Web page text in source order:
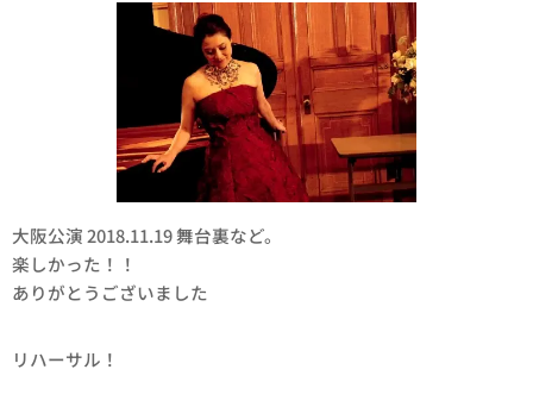
大阪公演 2018.11.19 舞台裏など。
楽しかった！！
ありがとうございました🌟😊
リハーサル！